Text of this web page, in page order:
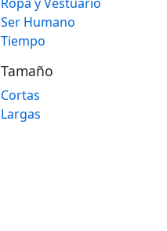
Ser Humano
Tiempo
Tamaño
Cortas
Largas